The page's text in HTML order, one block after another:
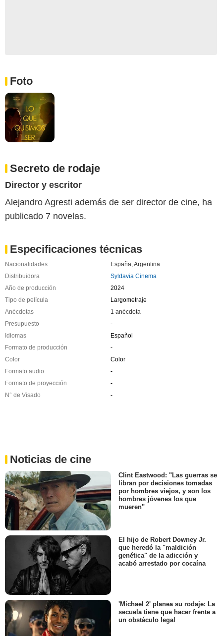
Foto
Secreto de rodaje
Director y escritor
Alejandro Agresti además de ser director de cine, ha
publicado 7 novelas.
Especificaciones técnicas
Nacionalidades España Argentina
Distribuidora
Syldavia Cinema
Año de producción
2024
Tipo de película
Largometraje
Anécdotas
1 anécdota
Presupuesto
-
Idiomas
Español
Formato de producción
-
Color
Color
Formato audio
-
Formato de proyección
-
N° de Visado
-
Noticias de cine
Clint Eastwood: "Las guerras se
libran por decisiones tomadas
por hombres viejos, y son los
hombres jóvenes los que
mueren"
El hijo de Robert Downey Jr.
que heredó la "maldición
genética" de la adicción y
acabó arrestado por cocaína
'Michael 2' planea su rodaje: La
secuela tiene que hacer frente a
un obstáculo legal